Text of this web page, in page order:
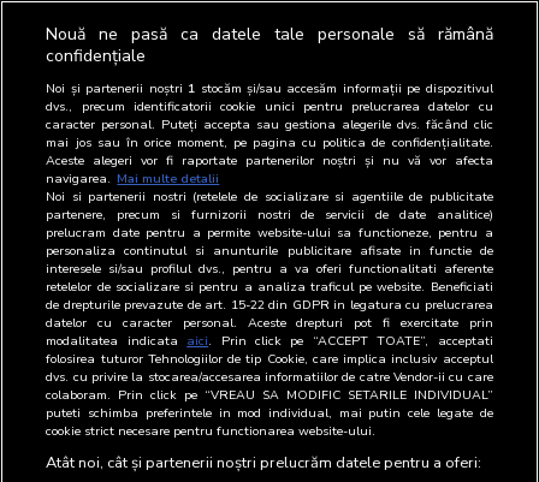
începutul ședințelor cu risc concurențial mai ridicat.
ANEXA 4. PROTOCOL DE
REACȚIE LA INCIDENTE
A. Incident în ședință
Discuția se oprește imediat și se solicită revenirea
la agendă.
Nu se comentează, nu se validează și nu se
utilizează informația sensibilă.
Dacă discuția continuă, persoana care apreciază că
discuția generează un potențial risc concurențial,
este îndreptățită să părăsească întâlnirea și să
ceară consemnarea motivului.
Nouă ne pasă ca datele tale personale să rămână
confidențiale
Noi și partenerii noștri 1 stocăm și/sau accesăm informații pe dispozitivul
dvs., precum identificatorii cookie unici pentru prelucrarea datelor cu
caracter personal. Puteți accepta sau gestiona alegerile dvs. făcând clic
mai jos sau în orice moment, pe pagina cu politica de confidențialitate.
Aceste alegeri vor fi raportate partenerilor noștri și nu vă vor afecta
navigarea. Mai multe detalii
Noi si partenerii nostri (retelele de socializare si agentiile de publicitate
partenere, precum si furnizorii nostri de servicii de date analitice)
prelucram date pentru a permite website-ului sa functioneze, pentru a
personaliza continutul si anunturile publicitare afisate in functie de
interesele si/sau profilul dvs., pentru a va oferi functionalitati aferente
retelelor de socializare si pentru a analiza traficul pe website. Beneficiati
de drepturile prevazute de art. 15-22 din GDPR in legatura cu prelucrarea
datelor cu caracter personal. Aceste drepturi pot fi exercitate prin
modalitatea indicata aici. Prin click pe “ACCEPT TOATE”, acceptati
folosirea tuturor Tehnologiilor de tip Cookie, care implica inclusiv acceptul
dvs. cu privire la stocarea/accesarea informatiilor de catre Vendor-ii cu care
colaboram. Prin click pe “VREAU SA MODIFIC SETARILE INDIVIDUAL”
puteti schimba preferintele in mod individual, mai putin cele legate de
cookie strict necesare pentru functionarea website-ului.
Atât noi, cât și partenerii noștri prelucrăm datele pentru a oferi: